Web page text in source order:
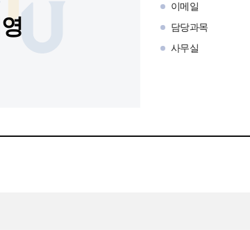
이메일
담당과목
사무실